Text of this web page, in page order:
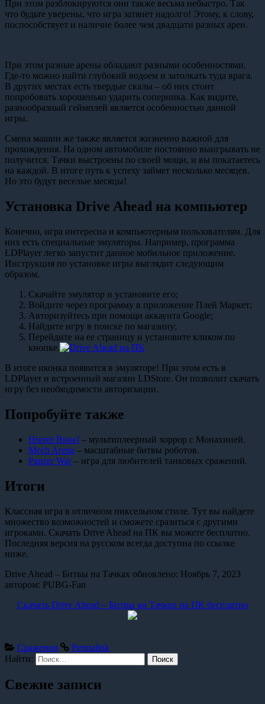
При этом разблокируются они также весьма небыстро. Так
что будьте уверены, что игра затянет надолго! Этому, к слову,
поспособствует и наличие более чем двадцати разных арен.
При этом разные арены обладают разными особенностями.
Где-то можно найти глубокий водоем и затолкать туда врага.
В других местах есть твердые скалы – об них стоит
попробовать хорошенько ударить соперника. Как видите,
разнообразный геймплей является особенностью данной
игры.
Смена машин же также является жизненно важной для
прохождения. На одном автомобиле постоянно выигрывать не
получится. Тачки выстроены по своей мощи, и вы покатаетесь
на каждой. В итоге путь к успеху займет несколько месяцев.
Но это будут веселые месяцы!
Установка Drive Ahead на компьютер
Конечно, игра интересна и компьютерным пользователям. Для
них есть специальные эмуляторы. Например, программа
LDPlayer легко запустит данное мобильное приложение.
Инструкция по установке игры выглядит следующим
образом.
Скачайте эмулятор и установите его;
Войдите через программу в приложение Плей Маркет;
Авторизуйтесь при помощи аккаунта Google;
Найдите игру в поиске по магазину;
Перейдите на ее страницу и установите кликом по
кнопке.
В итоге иконка появится в эмуляторе! При этом есть в
LDPlayer и встроенный магазин LDStore. Он позволит скачать
игру без необходимости авторизации.
Попробуйте также
Horror Brawl – мультиплеерный хоррор с Монахиней.
Mech Arena – масштабные битвы роботов.
Panzer War– игра для любителей танковых сражений.
Итоги
Классная игра в отличном пиксельном стиле. Тут вы найдете
множество возможностей и сможете сразиться с другими
игроками. Скачать Drive Ahead на ПК вы можете бесплатно.
Последняя версия на русском всегда доступна по ссылке
ниже.
Drive Ahead – Битвы на Тачках обновлено: Ноябрь 7, 2023
автором: PUBG-Fan
Скачать Drive Ahead – Битвы на Тачках на ПК бесплатно
Сражения
Permalink
Найти:
Свежие записи